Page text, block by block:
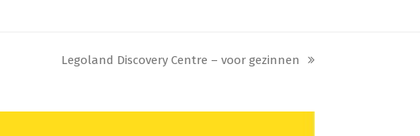
next
Legoland Discovery Centre – voor gezinnen